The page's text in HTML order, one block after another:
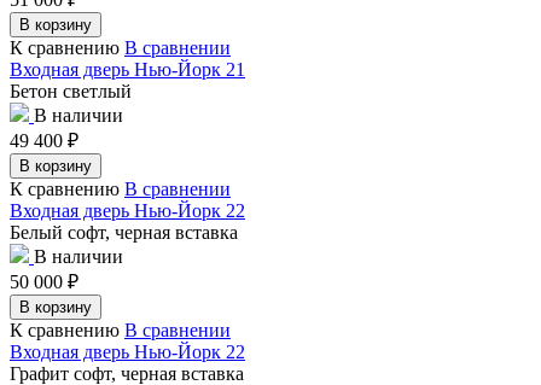
В корзину
К сравнению В сравнении
Входная дверь Нью-Йорк 21
Бетон светлый
В наличии
49 400 ₽
В корзину
К сравнению В сравнении
Входная дверь Нью-Йорк 22
Белый софт, черная вставка
В наличии
50 000 ₽
В корзину
К сравнению В сравнении
Входная дверь Нью-Йорк 22
Графит софт, черная вставка